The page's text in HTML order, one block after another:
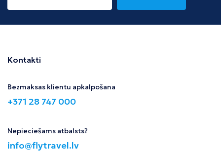
Kontakti
Bezmaksas klientu apkalpošana
+371 28 747 000
Nepieciešams atbalsts?
info@flytravel.lv